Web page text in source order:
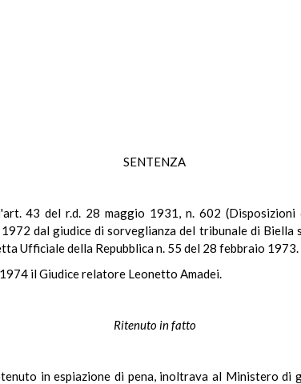
SENTENZA
43 del r.d. 28 maggio 1931, n. 602 (Disposizioni
dal giudice di sorveglianza del tribunale di Biella
Ufficiale della Repubblica n. 55 del 28 febbraio 1973.
il Giudice relatore Leonetto Amadei.
Ritenuto in fatto
in espiazione di pena, inoltrava al Ministero